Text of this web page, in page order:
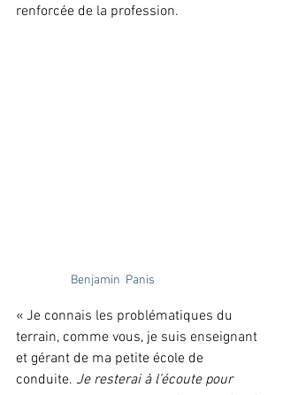
renforcée de la profession.
Benjamin  Panis
« Je connais les problématiques du
terrain, comme vous, je suis enseignant
et gérant de ma petite école de
conduite. Je resterai à l’écoute pour